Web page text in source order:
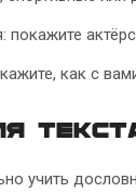
покажите
как с
учить